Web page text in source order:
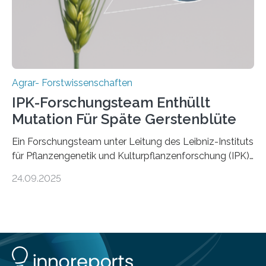
Forschungsgruppe hat die Evolution und…
Agrar- Forstwissenschaften
IPK-Forschungsteam Enthüllt
Mutation Für Späte Gerstenblüte
Ein Forschungsteam unter Leitung des Leibniz-Instituts
für Pflanzengenetik und Kulturpflanzenforschung (IPK)
entdeckt, das Gerste in Regionen mit langen
Sammlungen von Wild- und domestizierter Gerste
analysierten, konnten auch zeigen, dass die Mutation
24.09.2025